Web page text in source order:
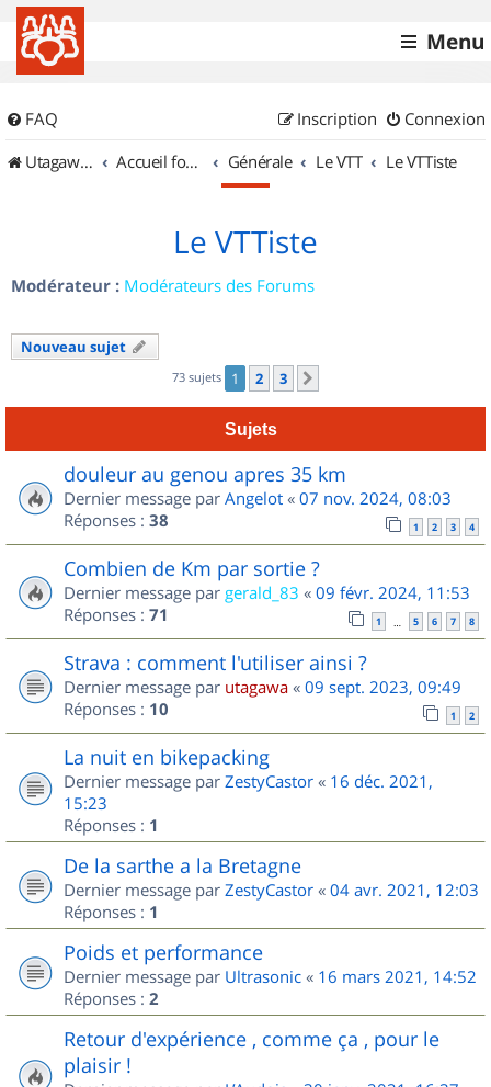
Menu
FAQ Connexion
Inscription
UtagawaVTT (Randos VTT et VTTAE avec traces GPS)
Accueil forum Générale Le VTT Le VTTiste
Le VTTiste
Modérateur : Modérateurs des Forums
Nouveau sujet
73 sujets 1 2 3
Sujets
douleur au genou apres 35 km
Dernier message par Angelot « 07 nov. 2024, 08:03
Réponses : 38 1 2 3 4
Combien de Km par sortie ?
Dernier message par gerald_83 « 09 févr. 2024, 11:53
Réponses : 71 1 … 5 6 7 8
Strava : comment l'utiliser ainsi ?
Dernier message par utagawa « 09 sept. 2023, 09:49
Réponses : 10 1 2
La nuit en bikepacking
Dernier message par ZestyCastor « 16 déc. 2021,
15:23
Réponses : 1
De la sarthe a la Bretagne
Dernier message par ZestyCastor « 04 avr. 2021, 12:03
Réponses : 1
Poids et performance
Dernier message par Ultrasonic « 16 mars 2021, 14:52
Réponses : 2
Retour d'expérience , comme ça , pour le
plaisir !